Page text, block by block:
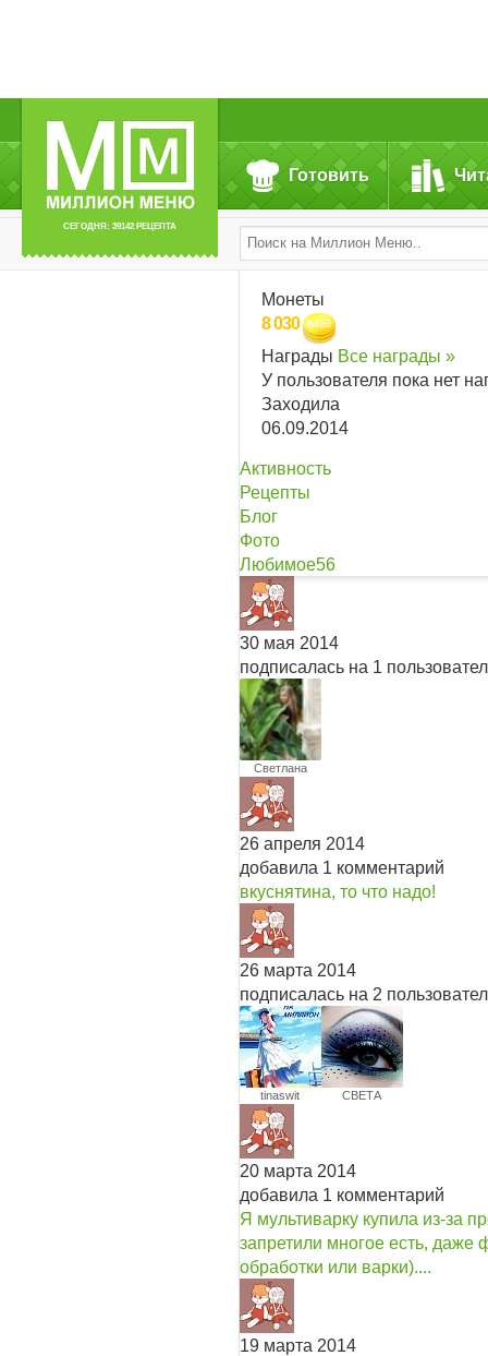
СЕГОДНЯ: 39142 РЕЦЕПТА
Готовить
Монеты
8 030
Награды Все награды »
У пользователя пока нет
Заходила
06.09.2014
Активность
Рецепты
Блог
Фото
Любимое56
30 мая 2014
подписалась на 1
Светлана
Цветкова
26 апреля 2014
добавила 1 комментарий
вкуснятина, то что надо!
26 марта 2014
подписалась на 2
tinaswit СВЕТА
20 марта 2014
добавила 1 комментарий
Я мультиварку купила из-за
запретили многое есть, даже
обработки или варки)....
19 марта 2014